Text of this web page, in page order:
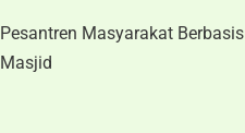
Pesantren Masyarakat Berbasis
Masjid